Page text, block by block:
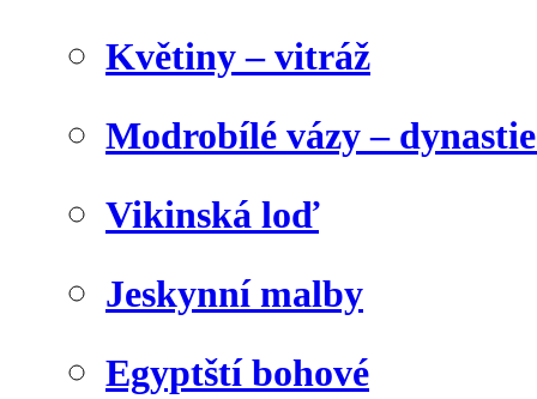
Květiny – vitráž
Modrobílé vázy –
Vikinská loď
Jeskynní malby
Egyptští bohové